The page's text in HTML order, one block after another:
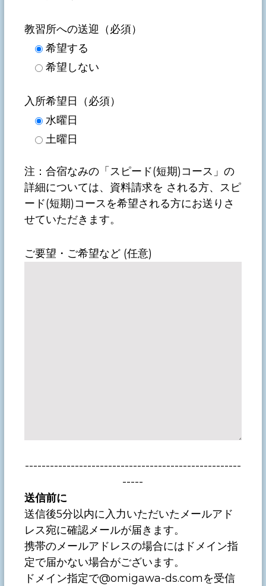
教習所への送迎（必須）
希望する
希望しない
入所希望日（必須）
水曜日
土曜日
注：合宿なみの「スピード(短期)コース」の
詳細については、資料請求を される方、スピ
ード(短期)コースを希望される方にお送りさ
せていただきます。
ご要望・ご希望など (任意)
----------------------------------------------------
-----
送信前に
送信後5分以内に入力いただいたメールアド
レス宛に確認メールが届きます。
携帯のメールアドレスの場合にはドメイン指
定で届かない場合がございます。
ドメイン指定で@omigawa-ds.comを受信